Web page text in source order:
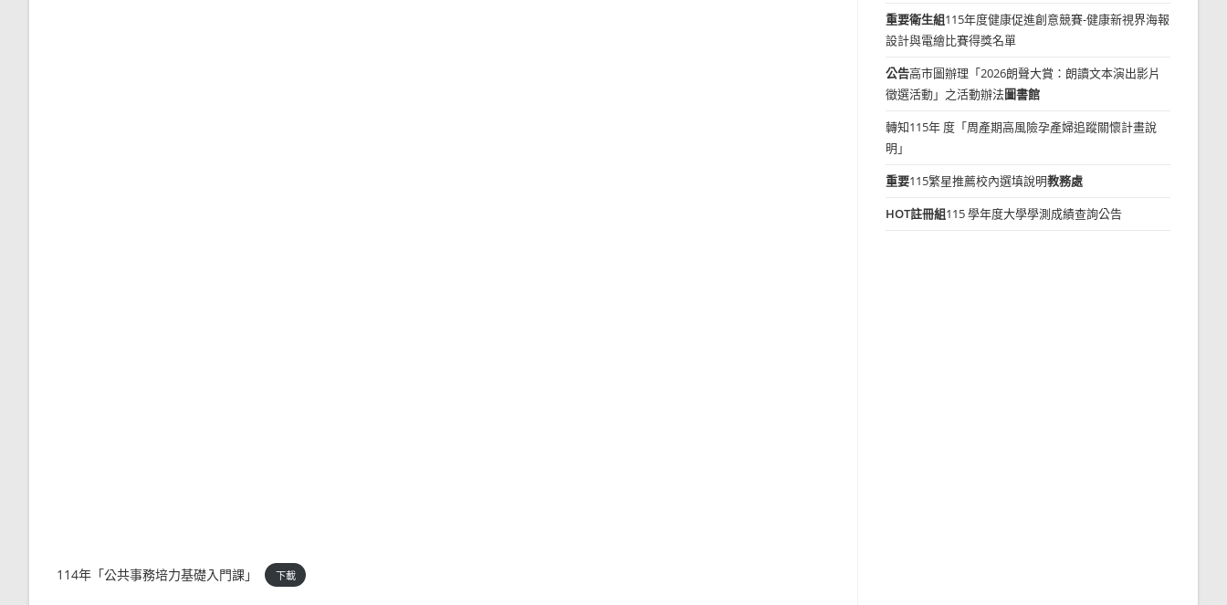
114年「公共事務培力基礎入門課」 下載
重要衛生組115年度健康促進創意競賽-健康新視界海報
設計與電繪比賽得獎名單
公告高市圖辦理「2026朗聲大賞：朗讀文本演出影片
徵選活動」之活動辦法圖書館
轉知115年 度「周產期高風險孕產婦追蹤關懷計畫說
明」
重要115繁星推薦校內選填說明教務處
HOT註冊組115 學年度大學學測成績查詢公告